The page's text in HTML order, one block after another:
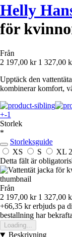
Helly
för
Från
2 197,00 kr 1 327,00
Upptäck den
kombinerar komfort,
+-1
Storlek
*
Storleksguide
XS
S XL
Detta fält är
Från
2 197,00 kr 1 327,00
+66,35 krerbjuds pa
bestallning har
Loading...
Beskrivning